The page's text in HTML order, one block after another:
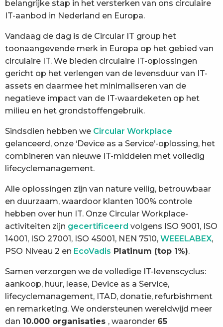
belangrijke stap in het versterken van ons circulaire
IT-aanbod in Nederland en Europa.
Vandaag de dag is de Circular IT group het
toonaangevende merk in Europa op het gebied van
circulaire IT. We bieden circulaire IT-oplossingen
gericht op het verlengen van de levensduur van IT-
assets en daarmee het minimaliseren van de
negatieve impact van de IT-waardeketen op het
milieu en het grondstoffengebruik.
Sindsdien hebben we Circular Workplace
gelanceerd, onze ‘Device as a Service’-oplossing, het
combineren van nieuwe IT-middelen met volledig
lifecyclemanagement.
Alle oplossingen zijn van nature veilig, betrouwbaar
en duurzaam, waardoor klanten 100% controle
hebben over hun IT. Onze Circular Workplace-
activiteiten zijn gecertificeerd volgens ISO 9001, ISO
14001, ISO 27001, ISO 45001, NEN 7510, WEEELABEX,
PSO Niveau 2 en EcoVadis Platinum (top 1%).
Samen verzorgen we de volledige IT-levenscyclus:
aankoop, huur, lease, Device as a Service,
lifecyclemanagement, ITAD, donatie, refurbishment
en remarketing. We ondersteunen wereldwijd meer
dan 10.000 organisaties , waaronder 65